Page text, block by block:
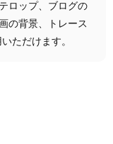
ロップ、ブログの
の背景、トレース
ただけます。